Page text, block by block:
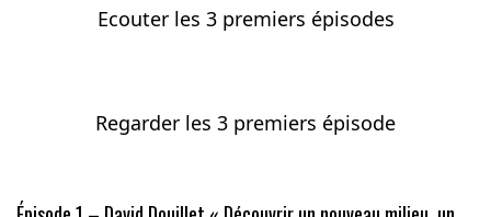
Ecouter les 3 premiers épisodes
Regarder les 3 premiers épisode